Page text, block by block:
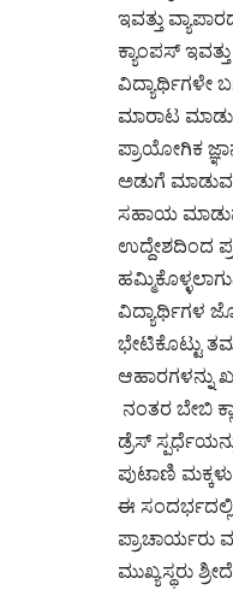
ಇವತ್ತು
ಕ್ಯಾಂಪಸ್
ವಿದ್ಯಾರ್ಥಿಗಳೇ
ಮಾರಾಟ
ಪ್ರಾಯೋಗಿಕ
ಅಡುಗೆ
ಸಹಾಯ
ಉದ್ದೇಶದಿಂದ
ವಿದ್ಯಾರ್ಥಿಗಳ
ಭೇಟಿಕೊಟ್ಟು
ಆಹಾರಗಳನ್ನು
ನಂತರ ಬೇಬಿ
ಡ್ರೆಸ್
ಪುಟಾಣಿ
ಈ
ಪ್ರಾಚಾರ್ಯರು
ಮುಖ್ಯಸ್ಥರು